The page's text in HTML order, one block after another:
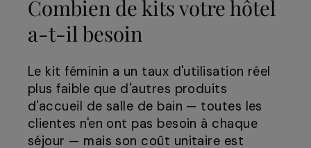
Combien de kits votre hôtel
a-t-il besoin
Le kit féminin a un taux d'utilisation réel
plus faible que d'autres produits
d'accueil de salle de bain — toutes les
clientes n'en ont pas besoin à chaque
séjour — mais son coût unitaire est